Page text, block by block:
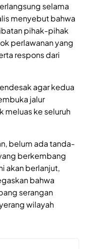
selama
menyebut bahwa
pihak-pihak
perlawanan yang
respons dari
agar kedua
jalur
meluas ke seluruh
belum ada tanda-
berkembang
akan berlanjut,
bahwa
serangan
wilayah